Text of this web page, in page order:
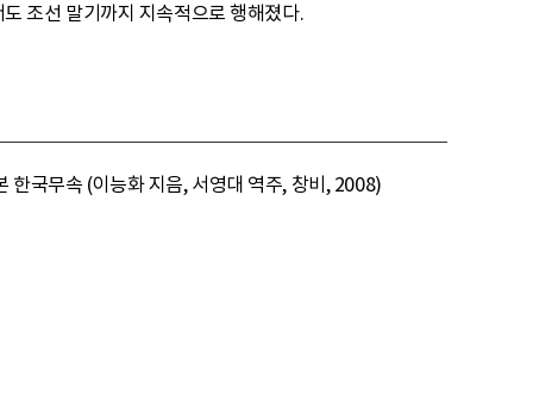
조선 말기까지 지속적으로 행해졌다.
국무속 (이능화 지음, 서영대 역주, 창비, 2008)